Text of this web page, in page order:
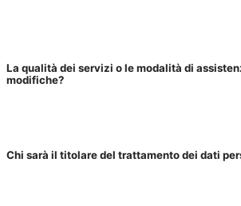
La qualità dei servizi o le modalità di
modifiche?
Chi sarà il titolare del trattamento dei dati